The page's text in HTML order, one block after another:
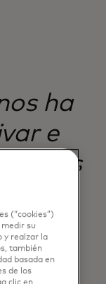
ha
e
más,
(“cookies”)
su
y realzar la
también
basada en
de los